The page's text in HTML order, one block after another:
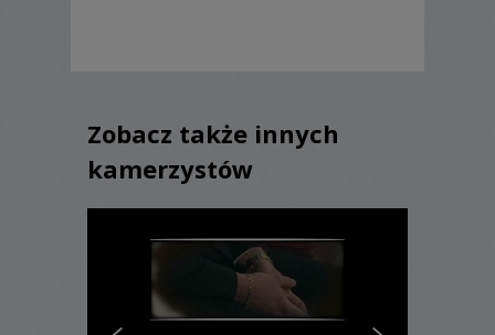
Zobacz także innych
kamerzystów